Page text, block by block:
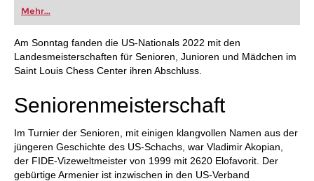
oder bereits auf Turnierniveau spielen: Mit
FRITZ trainieren Sie effizienter, intelligenter und
individueller als je zuvor.
Mehr...
Am Sonntag fanden die US-Nationals 2022 mit den
Landesmeisterschaften für Senioren, Junioren und Mädchen im
Saint Louis Chess Center ihren Abschluss.
Seniorenmeisterschaft
Im Turnier der Senioren, mit einigen klangvollen Namen aus der
jüngeren Geschichte des US-Schachs, war Vladimir Akopian,
der FIDE-Vizeweltmeister von 1999 mit 2620 Elofavorit. Der
gebürtige Armenier ist inzwischen in den US-Verband